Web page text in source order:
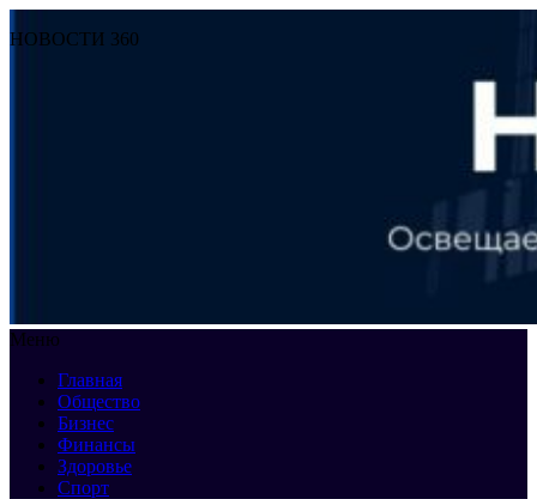
НОВОСТИ 360
Меню
Главная
Общество
Бизнес
Финансы
Здоровье
Спорт